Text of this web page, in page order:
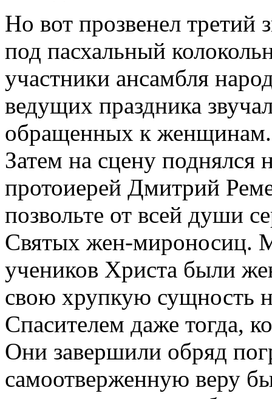
Но вот прозвенел третий
под пасхальный
участники ансамбля
ведущих праздника
обращенных к женщинам.
Затем на сцену поднялся
протоиерей Дмитрий
позвольте от всей души
Святых жен-мироносиц.
учеников Христа были
свою хрупкую сущность
Спасителем даже тогда,
Они завершили обряд
самоотверженную веру